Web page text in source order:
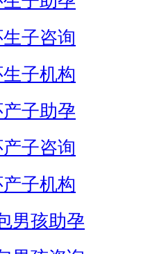
子咨询
子机构
子助孕
子咨询
子机构
男孩助孕